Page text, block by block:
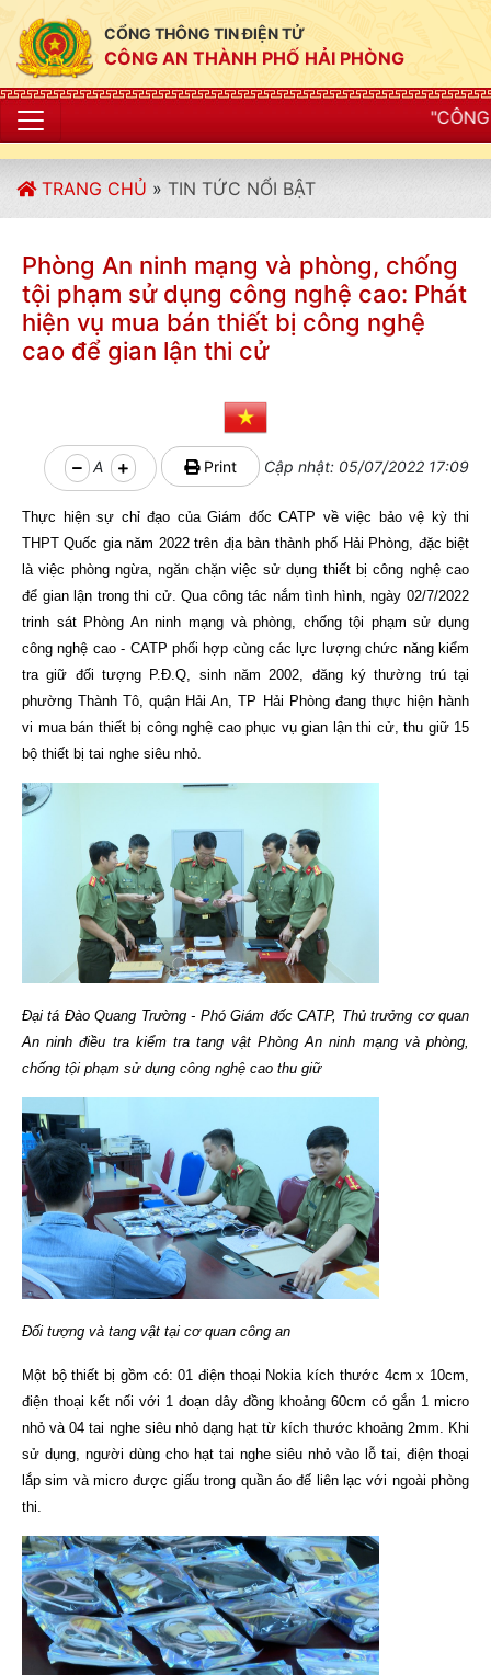
CỔNG THÔNG TIN ĐIỆN TỬ
CÔNG AN THÀNH PHỐ HẢI PHÒNG
"CÔNG AN THÀNH PHỐ
TRANG CHỦ » TIN TỨC NỔI BẬT
Phòng An ninh mạng và phòng, chống
tội phạm sử dụng công nghệ cao: Phát
hiện vụ mua bán thiết bị công nghệ
cao để gian lận thi cử
A Print Cập nhật: 05/07/2022 17:09
Thực hiện sự chỉ đạo của Giám đốc CATP về việc bảo vệ kỳ thi
THPT Quốc gia năm 2022 trên địa bàn thành phố Hải Phòng, đặc biệt
là việc phòng ngừa, ngăn chặn việc sử dụng thiết bị công nghệ cao
để gian lận trong thi cử. Qua công tác nắm tình hình, ngày 02/7/2022
trinh sát Phòng An ninh mạng và phòng, chống tội phạm sử dụng
công nghệ cao - CATP phối hợp cùng các lực lượng chức năng kiểm
tra giữ đối tượng P.Đ.Q, sinh năm 2002, đăng ký thường trú tại
phường Thành Tô, quận Hải An, TP Hải Phòng đang thực hiện hành
vi mua bán thiết bị công nghệ cao phục vụ gian lận thi cử, thu giữ 15
bộ thiết bị tai nghe siêu nhỏ.
Đại tá Đào Quang Trường - Phó Giám đốc CATP, Thủ trưởng cơ quan
An ninh điều tra kiểm tra tang vật Phòng An ninh mạng và phòng,
chống tội phạm sử dụng công nghệ cao thu giữ
Đối tượng và tang vật tại cơ quan công an
Một bộ thiết bị gồm có: 01 điện thoại Nokia kích thước 4cm x 10cm,
điện thoại kết nối với 1 đoạn dây đồng khoảng 60cm có gắn 1 micro
nhỏ và 04 tai nghe siêu nhỏ dạng hạt từ kích thước khoảng 2mm. Khi
sử dụng, người dùng cho hạt tai nghe siêu nhỏ vào lỗ tai, điện thoại
lắp sim và micro được giấu trong quần áo đế liên lạc với ngoài phòng
thi.